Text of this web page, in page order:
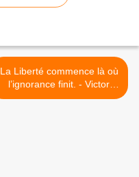
La Liberté commence là où
l’ignorance finit. - Victor
Hugo >